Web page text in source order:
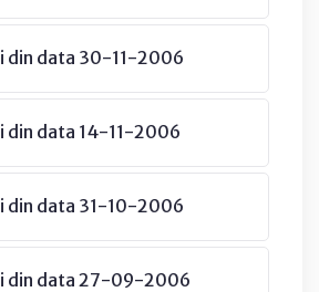
din data 30-11-2006
din data 14-11-2006
din data 31-10-2006
din data 27-09-2006